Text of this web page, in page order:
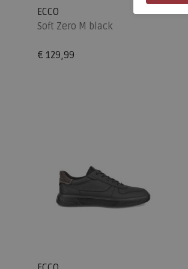
ECCO
Soft Zero M black
€ 129,99